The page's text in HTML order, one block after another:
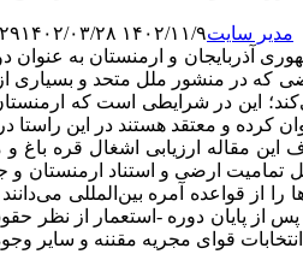
مدیر سایت۱۴۰۲/۱۱/۹ ۱۵:۰۵:۲۹ ۱۴۰۲/۰۳/۲۸
آذربایجان و ارمنستان به
که در منشور ملل متحد و بسیاری از
این در شرایطی است که
معتقد هستند در این راستا در سال ۱۹۹۳ همه پرسی برگزار کرده‌اند و از آن زمان تاکنون چندین انتخابات ریاست جمهوری، پارلمانی و محلی
این مقاله ارزیابی اشغال قره باغ
تمامیت ارضی و استناد ارمنستان و
را از قواعده آمره بین‌المللی
از پایان دوره -استعمار از نظر
قوای مجریه مقننه و